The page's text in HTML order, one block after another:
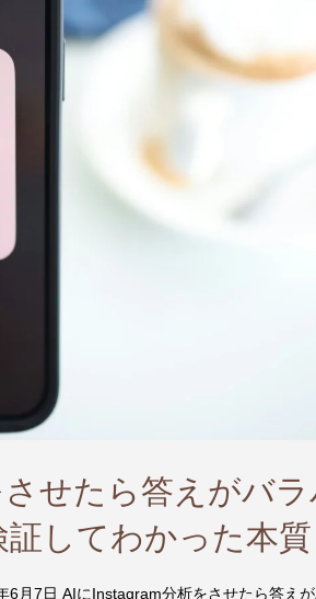
せたら答えがバ
してわかった本質
月7日 AIにInstagram分析をさせたら答え